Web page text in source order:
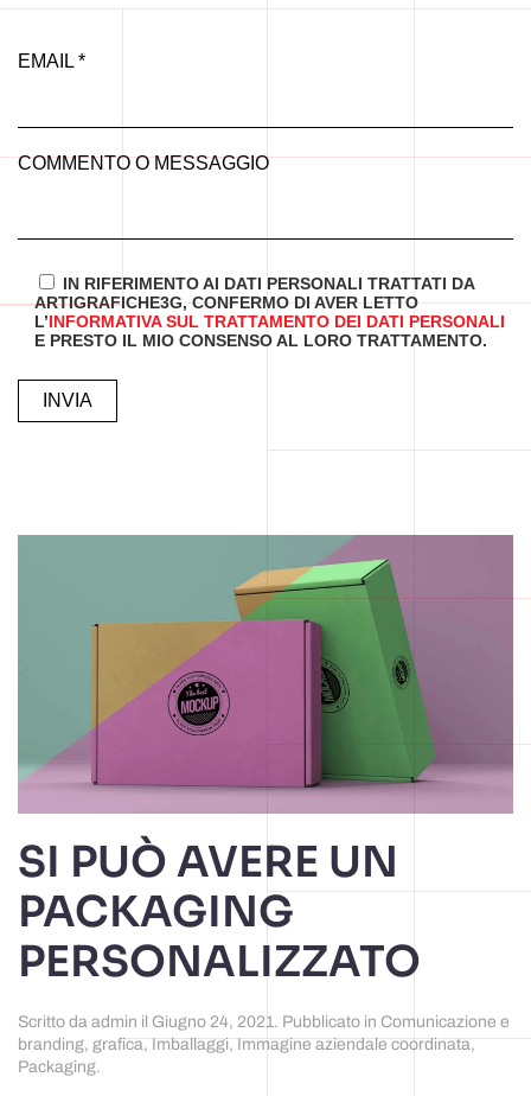
EMAIL *
COMMENTO O MESSAGGIO
IN RIFERIMENTO AI DATI PERSONALI TRATTATI DA
ARTIGRAFICHE3G, CONFERMO DI AVER LETTO
L’INFORMATIVA SUL TRATTAMENTO DEI DATI PERSONALI
E PRESTO IL MIO CONSENSO AL LORO TRATTAMENTO.
SI PUÒ AVERE UN
PACKAGING
PERSONALIZZATO
Scritto da admin il Giugno 24, 2021. Pubblicato in Comunicazione e
branding, grafica,Imballaggi,Immagine aziendale coordinata,
Packaging.